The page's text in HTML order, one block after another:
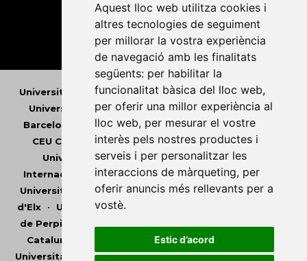
Aquest lloc web utilitza cookies i
altres tecnologies de seguiment
per millorar la vostra experiència
de navegació amb les finalitats
següents: per habilitar la
funcionalitat bàsica del lloc web,
per oferir una millor experiència al
lloc web, per mesurar el vostre
interès pels nostres productes i
serveis i per personalitzar les
interaccions de màrqueting, per
oferir anuncis més rellevants per a
vostè.
Estic d’acord
Universitat Abat Oliba CEU•Universitat d'Alacant
Universitat d'Andorra•Universitat Autònoma de
Barcelona
Universitat de Barcelona•Universitat
CEU Cardenal Herrera• Universitat de Girona
Universitat de les Illes Balears•Universitat
Internacional de Catalunya • Universitat Jaume I
Universitat de Lleida •Universitat Miguel Hernández
d'Elx• Universitat Oberta de Catalunya
de Perpinyà Via Domitia
Catalunya
Universitat Politècnica de València
Universitat Pompeu Fabra•Universitat Ramon Llull